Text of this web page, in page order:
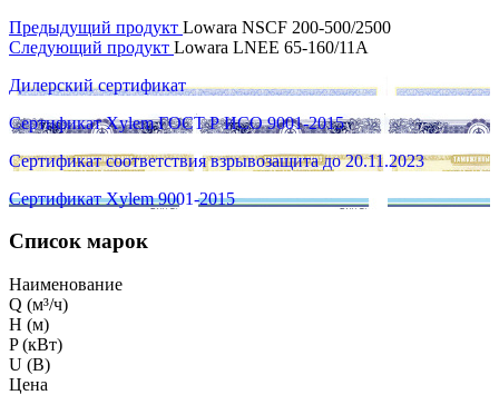
Предыдущий продукт Lowara NSCF 200-500/2500
Следующий продукт Lowara LNEE 65-160/11A
Дилерский сертификат
Сертификат Xylem ГОСТ Р ИСО 9001-2015
Сертификат соответствия взрывозащита до 20.11.2023
Сертификат Xylem 9001-2015
Список марок
Наименование
Q (м³/ч)
H (м)
P (кВт)
U (В)
Цена